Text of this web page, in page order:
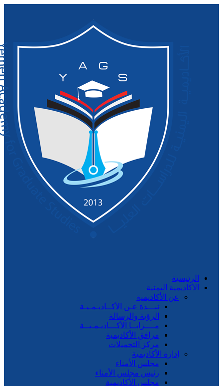
اليمنية
عن الأكاديمية
نبـــذة عـن الأكــاديـمـيـة
الرؤية والرسالة
مــــزايــا الأكـــاديـمـيــة
مرافق الأكاديمية
مركز التحميلات
إدارة الأكاديمية
مجلس الأمناء
رئيس مجلس الأمناء
مجلس الأكاديمية